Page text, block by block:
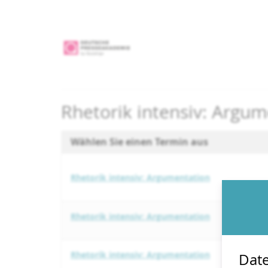
Rhetorik intensiv:
Wählen Sie einen Termin aus
Rhetorik intensiv: Argumentation
Rhetorik intensiv: Argumentation
Rhetorik intensiv: Argumentation